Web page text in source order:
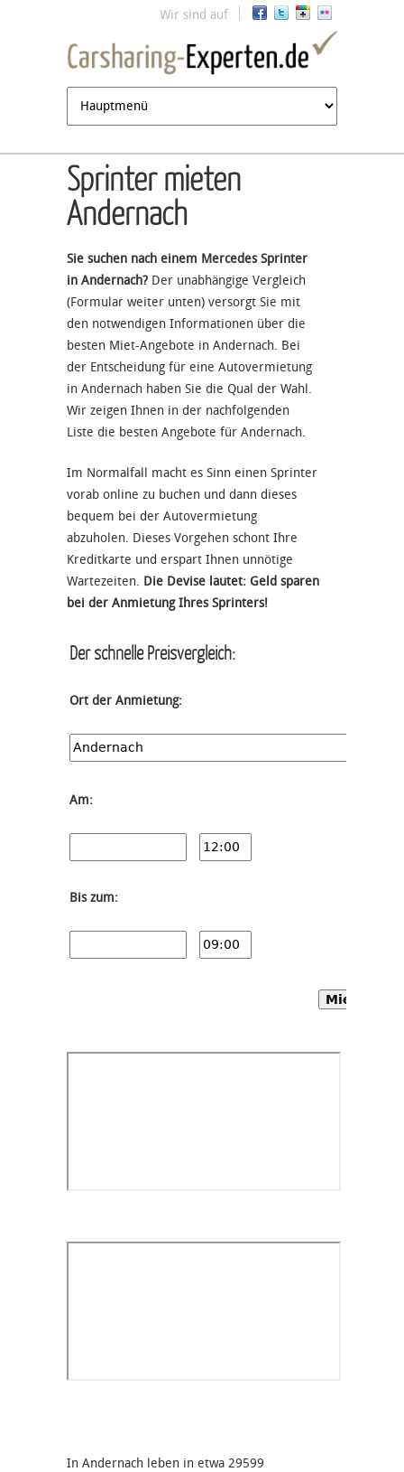
Jump to navigation
Wir sind auf
Sprinter mieten
Andernach
Sie suchen nach einem Mercedes Sprinter
in Andernach? Der unabhängige Vergleich
(Formular weiter unten) versorgt Sie mit
den notwendigen Informationen über die
besten Miet-Angebote in Andernach. Bei
der Entscheidung für eine Autovermietung
in Andernach haben Sie die Qual der Wahl.
Wir zeigen Ihnen in der nachfolgenden
Liste die besten Angebote für Andernach.
Im Normalfall macht es Sinn einen Sprinter
vorab online zu buchen und dann dieses
bequem bei der Autovermietung
abzuholen. Dieses Vorgehen schont Ihre
Kreditkarte und erspart Ihnen unnötige
Wartezeiten. Die Devise lautet: Geld sparen
bei der Anmietung Ihres Sprinters!
Der schnelle Preisvergleich:
Ort der Anmietung:
Am:
Bis zum:
In Andernach leben in etwa 29599